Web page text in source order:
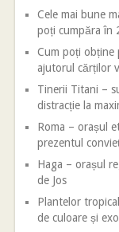
Cele mai bune
poți cumpăra în
Cum poți obține
ajutorul cărților
Tinerii Titani –
distracție la
Roma – orașul
prezentul
Haga – orașul
de Jos
Plantelor
de culoare și